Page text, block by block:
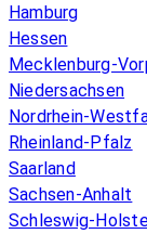
Hamburg
Hessen
Mecklenburg-
Niedersachsen
Nordrhein-
Rheinland-Pfalz
Saarland
Sachsen-Anhalt
Schleswig-